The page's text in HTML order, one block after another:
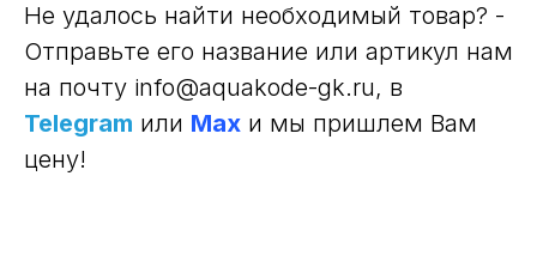
Не удалось найти необходимый товар? -
Отправьте его название или артикул нам
на почту info@aquakode-gk.ru, в
Telegram или Max и мы пришлем Вам
цену!